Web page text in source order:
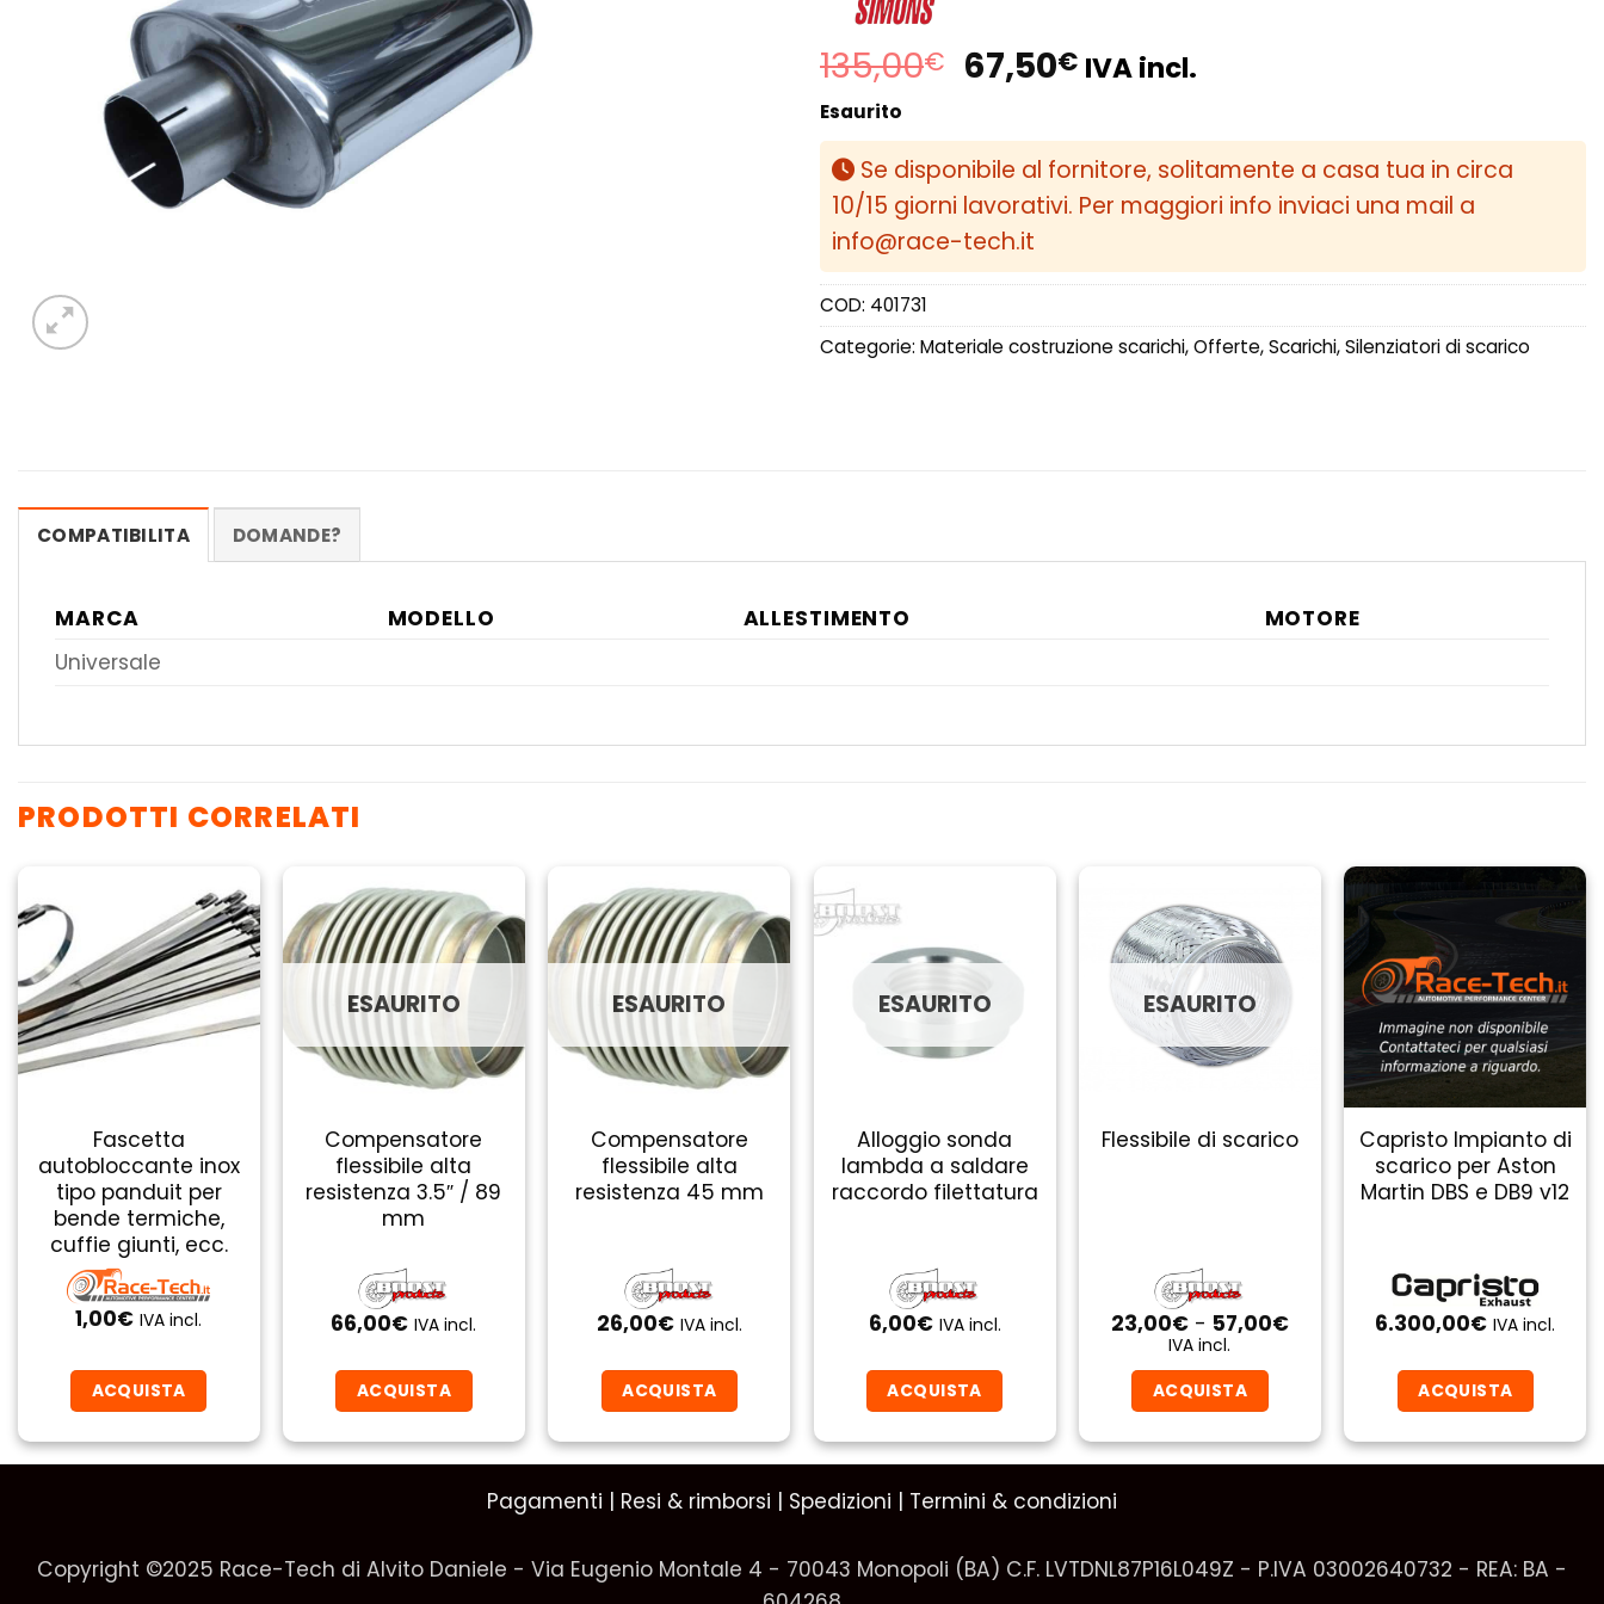
135,00€ Il
prezzo
originale
era:
135,00€.
67,50€Il
attuale
è:
67,50€.
IVA incl.
Esaurito
Se disponibile al fornitore, solitamente a casa tua in circa
10/15 giorni lavorativi. Per maggiori info inviaci una mail a
info@race-tech.it
COD: 401731
Categorie: Materiale costruzione scarichi,Offerte,Scarichi,Silenziatori di scarico
COMPATIBILITA DOMANDE?
MARCA MODELLO ALLESTIMENTO
MOTORE
Universale
PRODOTTI CORRELATI
Fascetta
autobloccante inox
tipo panduit per
bende termiche,
cuffie giunti, ecc.
1,00€ IVA incl.
ACQUISTA
ESAURITO
Compensatore
flessibile alta
resistenza 3.5″ / 89
mm
66,00€ IVA incl.
ACQUISTA
ESAURITO
Compensatore
flessibile alta
resistenza 45 mm
26,00€ IVA incl.
ACQUISTA
ESAURITO
Alloggio sonda
lambda a saldare
raccordo filettatura
6,00€ IVA incl.
ACQUISTA
ESAURITO
Flessibile di scarico
23,00€ - 57,00€Fascia
57,00€
IVA incl.
ACQUISTA
prodotto
varianti.
Capristo Impianto di
scarico per Aston
Martin DBS e DB9 v12
6.300,00€ IVA incl.
ACQUISTA
Pagamenti | Resi & rimborsi | Spedizioni | Termini & condizioni
Copyright ©2025 Race-Tech di Alvito Daniele - Via Eugenio Montale 4 - 70043 Monopoli (BA) C.F. LVTDNL87P16L049Z - P.IVA 03002640732 - REA: BA -